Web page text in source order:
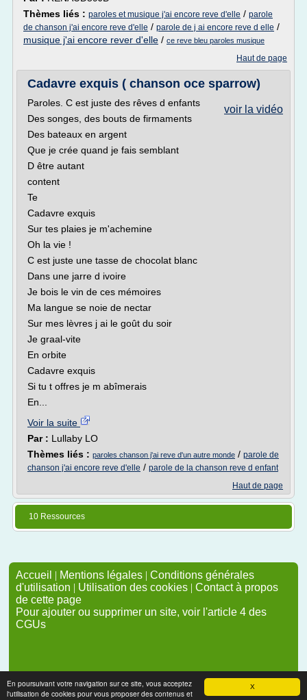
X
En poursuivant votre navigation sur ce site, vous acceptez
l'utilisation de cookies pour vous proposer des contenus et
Thèmes liés : paroles et musique j'ai encore reve d'elle / parole
de chanson j'ai encore reve d'elle / parole de j ai encore reve d elle /
musique j'ai encore rever d'elle / ce reve bleu paroles musique
Haut de page
Cadavre exquis ( chanson oce sparrow)
voir la vidéo
Paroles. C est juste des rêves d enfants
Des songes, des bouts de firmaments
Des bateaux en argent
Que je crée quand je fais semblant
D être autant
content
Te
Cadavre exquis
Sur tes plaies je m'achemine
Oh la vie !
C est juste une tasse de chocolat blanc
Dans une jarre d ivoire
Je bois le vin de ces mémoires
Ma langue se noie de nectar
Sur mes lèvres j ai le goût du soir
Je graal-vite
En orbite
Cadavre exquis
Si tu t offres je m abîmerais
En...
Voir la suite
Par : Lullaby LO
Thèmes liés : paroles chanson j'ai reve d'un autre monde / parole de
chanson j'ai encore reve d'elle / parole de la chanson reve d enfant
Haut de page
10 Ressources
Accueil | Mentions légales | Conditions générales
d'utilisation | Utilisation des cookies | Contact à propos
de cette page
Pour ajouter ou supprimer un site, voir l'article 4 des
CGUs